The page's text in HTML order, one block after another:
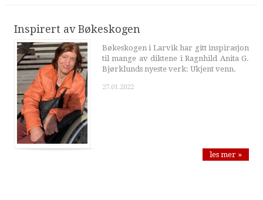
Inspirert av Bøkeskogen
Bøkeskogen i Larvik har gitt inspirasjon
til mange av diktene i Ragnhild Anita G.
Bjørklunds nyeste verk: Ukjent venn.
27.01.2022
les mer »